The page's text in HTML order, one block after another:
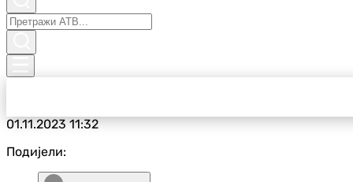
01.11.202311:32
Подијели: